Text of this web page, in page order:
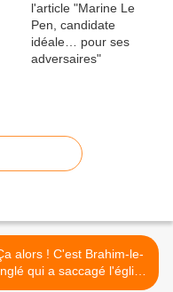
alors ! C'est Brahim-le-
qui a saccagé l'église
d'Angers ! >